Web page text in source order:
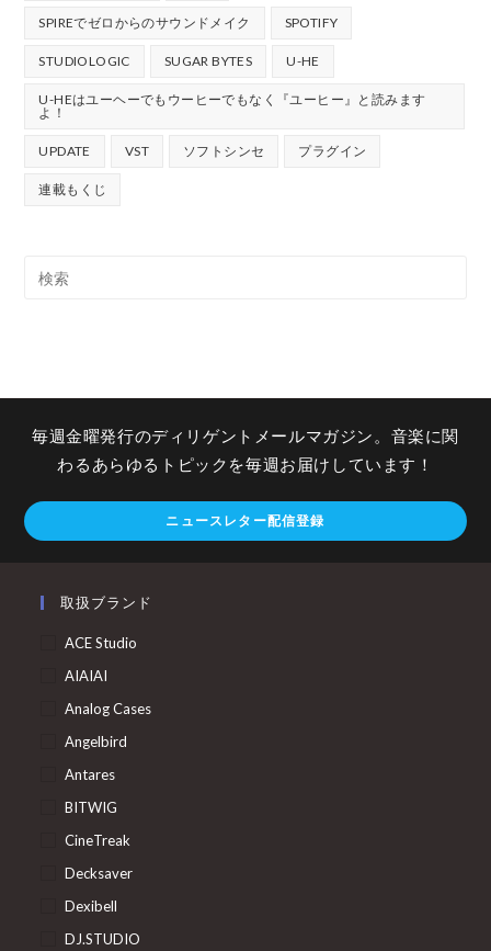
SPIREでゼロからのサウンドメイク SPOTIFY
STUDIOLOGIC SUGAR BYTES U-HE
U-HEはユーヘーでもウーヒーでもなく『ユーヒー』と読みます
よ！
UPDATE VST ソフトシンセ プラグイン
連載もくじ
毎週金曜発行のディリゲントメールマガジン。音楽に関
わるあらゆるトピックを毎週お届けしています！
ニュースレター配信登録
取扱ブランド
ACE Studio
AIAIAI
Analog Cases
Angelbird
Antares
BITWIG
CineTreak
Decksaver
Dexibell
DJ.STUDIO